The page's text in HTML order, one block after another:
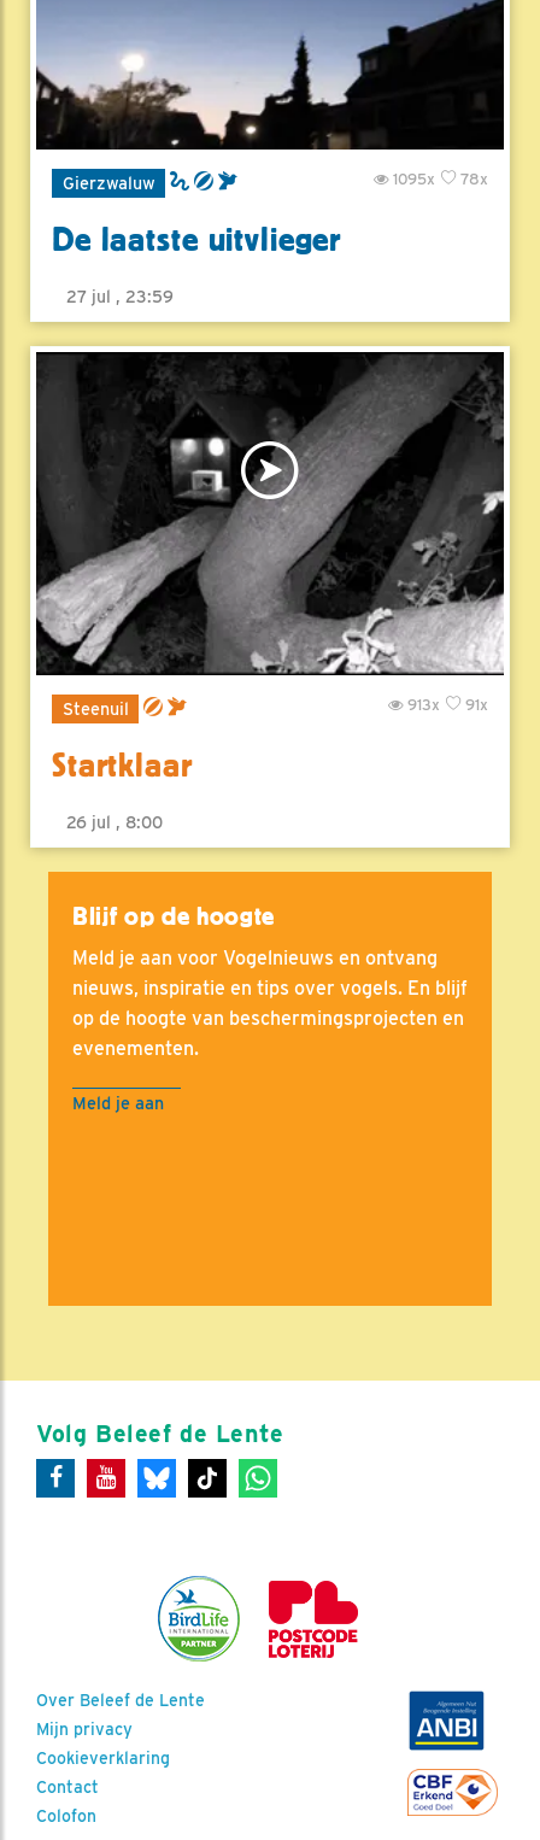
Gierzwaluw 78x
1095x
De laatste uitvlieger
27 jul , 23:59
Steenuil 91x
913x
Startklaar
26 jul , 8:00
Blijf op de hoogte
Meld je aan voor Vogelnieuws en ontvang
nieuws, inspiratie en tips over vogels. En blijf
op de hoogte van beschermingsprojecten en
evenementen.
Meld je aan
Volg Beleef de Lente
Over Beleef de Lente
Mijn privacy
Cookieverklaring
Contact
Colofon